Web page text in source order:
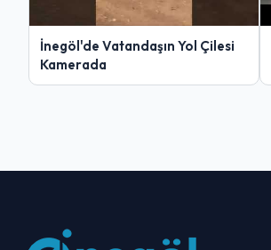
İnegöl'de Vatandaşın Yol Çilesi
Kamerada